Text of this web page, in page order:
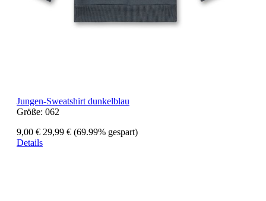
Jungen-Sweatshirt dunkelblau
Größe: 062
9,00 € 29,99 € (69.99% gespart)
Details